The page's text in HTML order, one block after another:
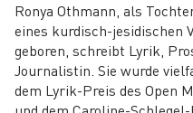
Ronya Othmann, als
eines kurdisch-jesidischen
geboren, schreibt Lyrik,
Journalistin. Sie wurde
dem Lyrik-Preis des Open